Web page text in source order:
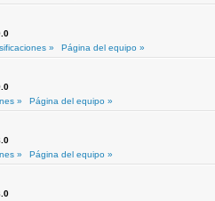
»
Página del equipo »
»
Página del equipo »
»
Página del equipo »